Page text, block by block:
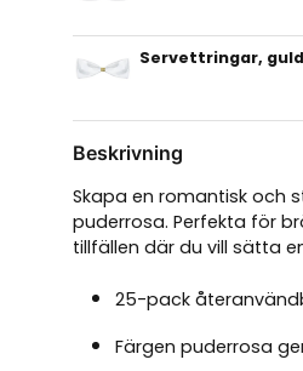
Servettringar,
Beskrivning
Skapa en romantisk och
puderrosa. Perfekta för
tillfällen där du vill sätta
25-pack
Färgen puderrosa